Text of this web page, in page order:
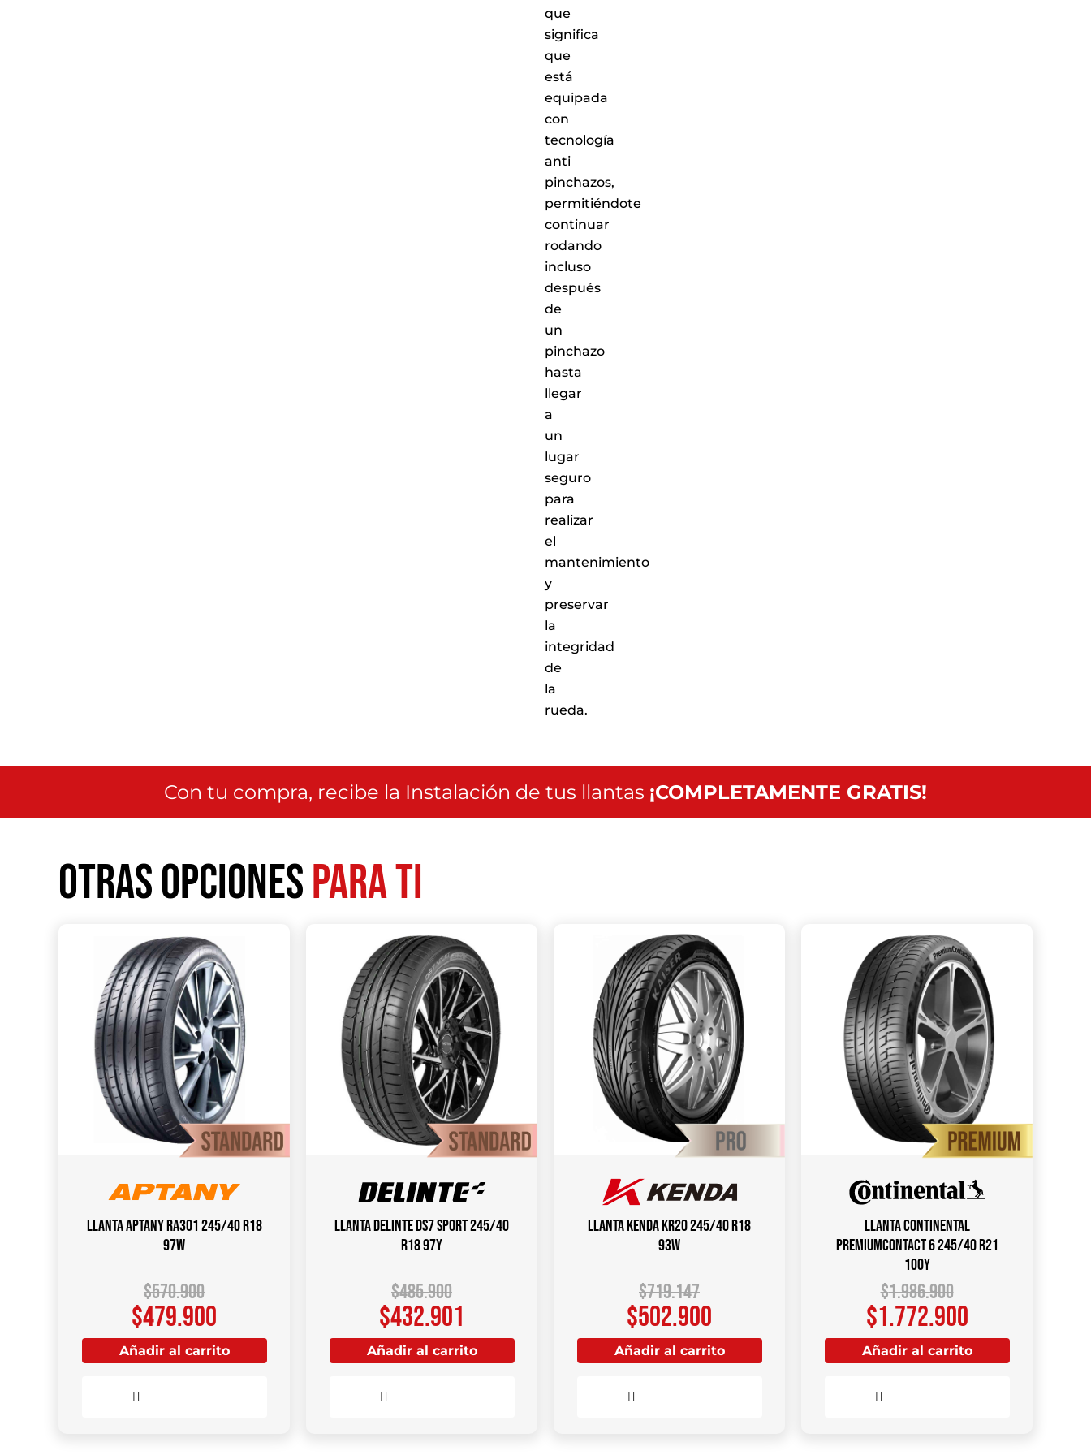
que
significa
que
está
equipada
con
tecnología
anti
pinchazos,
permitiéndote
continuar
rodando
incluso
después
de
un
pinchazo
hasta
llegar
a
un
lugar
seguro
para
realizar
el
mantenimiento
y
preservar
la
integridad
de
la
rueda.
Con tu compra, recibe la Instalación de tus llantas ¡COMPLETAMENTE GRATIS!
Otras opcionespara ti
Llanta APTANY RA301 245/40 R18
97W
$570.900
$479.900
Añadir al carrito
Llanta DELINTE DS7 Sport 245/40
R18 97Y
$485.900
$432.901
Añadir al carrito
Llanta KENDA KR20 245/40 R18
93W
$719.147
$502.900
Añadir al carrito
Llanta CONTINENTAL
PremiumContact 6 245/40 R21
100Y
$1.986.900
$1.772.900
Añadir al carrito